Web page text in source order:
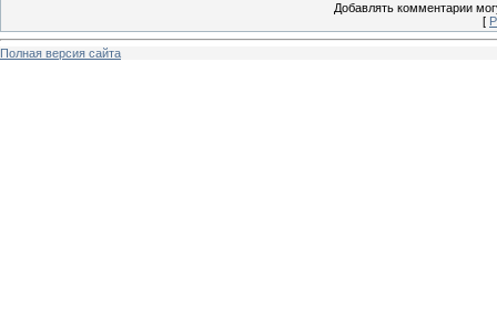
Добавлять комментарии
[
Полная версия сайта